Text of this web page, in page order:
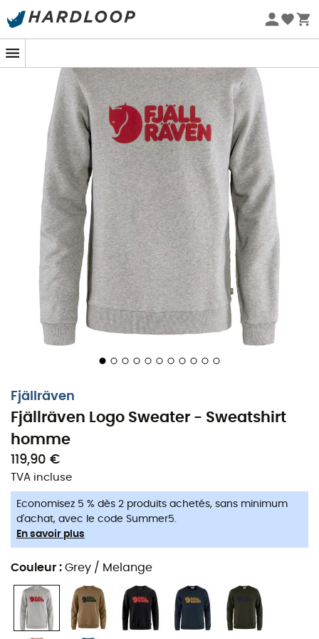
Promos d'été 🔥 -5 % EXTRA dès 2 produits* code Summer5
-5% Extra - Code Summer5
Fjällräven
Fjällräven Logo Sweater - Sweatshirt
homme
119,90 €
TVA incluse
Economisez 5 % dès 2 produits achetés, sans minimum
d'achat, avec le code Summer5.
En savoir plus
Couleur : Grey / Melange